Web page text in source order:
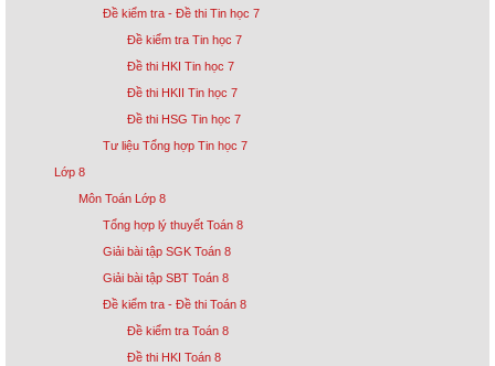
Đề kiểm tra - Đề thi Tin học 7
Đề kiểm tra Tin học 7
Đề thi HKI Tin học 7
Đề thi HKII Tin học 7
Đề thi HSG Tin học 7
Tư liệu Tổng hợp Tin học 7
Lớp 8
Môn Toán Lớp 8
Tổng hợp lý thuyết Toán 8
Giải bài tập SGK Toán 8
Giải bài tập SBT Toán 8
Đề kiểm tra - Đề thi Toán 8
Đề kiểm tra Toán 8
Đề thi HKI Toán 8